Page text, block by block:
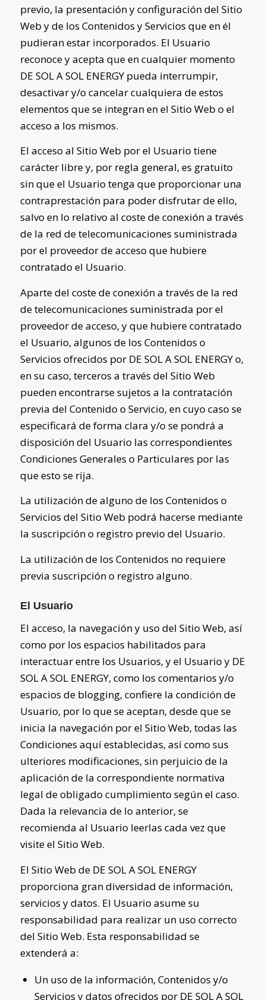
previo, la presentación y configuración del Sitio
Web y de los Contenidos y Servicios que en él
pudieran estar incorporados. El Usuario
reconoce y acepta que en cualquier momento
DE SOL A SOL ENERGYpueda interrumpir,
desactivar y/o cancelar cualquiera de estos
elementos que se integran en el Sitio Web o el
acceso a los mismos.
El acceso al Sitio Web por el Usuario tiene
carácter libre y, por regla general, es gratuito
sin que el Usuario tenga que proporcionar una
contraprestación para poder disfrutar de ello,
salvo en lo relativo al coste de conexión a través
de la red de telecomunicaciones suministrada
por el proveedor de acceso que hubiere
contratado el Usuario.
Aparte del coste de conexión a través de la red
de telecomunicaciones suministrada por el
proveedor de acceso, y que hubiere contratado
el Usuario, algunos de los Contenidos o
Servicios ofrecidos por DE SOL A SOL ENERGYo,
en su caso, terceros a través del Sitio Web
pueden encontrarse sujetos a la contratación
previa del Contenido o Servicio, en cuyo caso se
especificará de forma clara y/o se pondrá a
disposición del Usuario las correspondientes
Condiciones Generales o Particulares por las
que esto se rija.
La utilización de alguno de los Contenidos o
Servicios del Sitio Web podrá hacerse mediante
la suscripción o registro previo del Usuario.
La utilización de los Contenidos no requiere
previa suscripción o registro alguno.
El Usuario
El acceso, la navegación y uso del Sitio Web, así
como por los espacios habilitados para
interactuar entre los Usuarios, y el Usuario y DE
SOL A SOL ENERGY, como los comentarios y/o
espacios de blogging, confiere la condición de
Usuario, por lo que se aceptan, desde que se
inicia la navegación por el Sitio Web, todas las
Condiciones aquí establecidas, así como sus
ulteriores modificaciones, sin perjuicio de la
aplicación de la correspondiente normativa
legal de obligado cumplimiento según el caso.
Dada la relevancia de lo anterior, se
recomienda al Usuario leerlas cada vez que
visite el Sitio Web.
El Sitio Web de DE SOL A SOL ENERGY
proporciona gran diversidad de información,
servicios y datos. El Usuario asume su
responsabilidad para realizar un uso correcto
del Sitio Web. Esta responsabilidad se
extenderá a:
Un uso de la información, Contenidos y/o
Servicios y datos ofrecidos por DE SOL A SOL